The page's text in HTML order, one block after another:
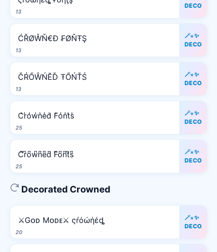
13
DECO
13
ĆŘØŴŇ€Đ ₣ØŇŦŞ
🪄⋆✨
DECO
13
ČŔŐŴŃĔĎ ŦŐŃŤŚ
🪄⋆✨
DECO
25
C̾r̾o̾w̾n̾e̾d̾ F̾o̾n̾t̾s̾
🪄⋆✨
DECO
25
C͆r͆o͆w͆n͆e͆d͆ F͆o͆n͆t͆s͆
🪄⋆✨
DECO
Decorated Crowned
20
⚔️Gᴏᴅ Mᴏᴅᴇ⚔️ ςŕόώήέȡ
🪄⋆✨
DECO